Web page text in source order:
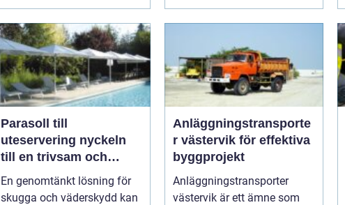
Parasoll till
uteservering nyckeln
till en trivsam och
lönsam uteplats
En genomtänkt lösning för
skugga och väderskydd kan
Anläggningstransporte
r västervik för effektiva
byggprojekt
Anläggningstransporter
västervik är ett ämne som